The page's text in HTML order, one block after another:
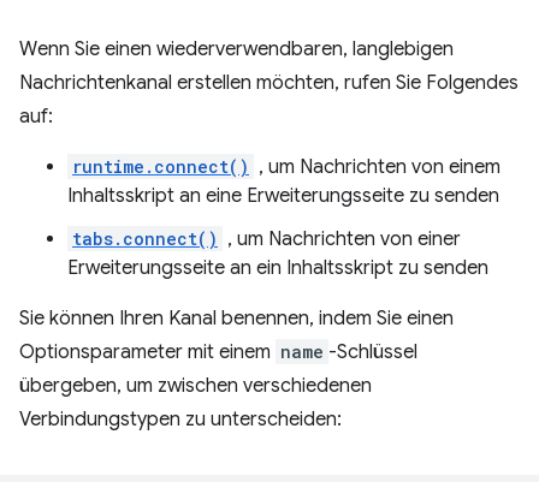
Wenn Sie einen wiederverwendbaren, langlebigen
Nachrichtenkanal erstellen möchten, rufen Sie Folgendes
auf:
runtime.connect() , um Nachrichten von einem
Inhaltsskript an eine Erweiterungsseite zu senden
tabs.connect() , um Nachrichten von einer
Erweiterungsseite an ein Inhaltsskript zu senden
Sie können Ihren Kanal benennen, indem Sie einen
Optionsparameter mit einem name -Schlüssel
übergeben, um zwischen verschiedenen
Verbindungstypen zu unterscheiden: